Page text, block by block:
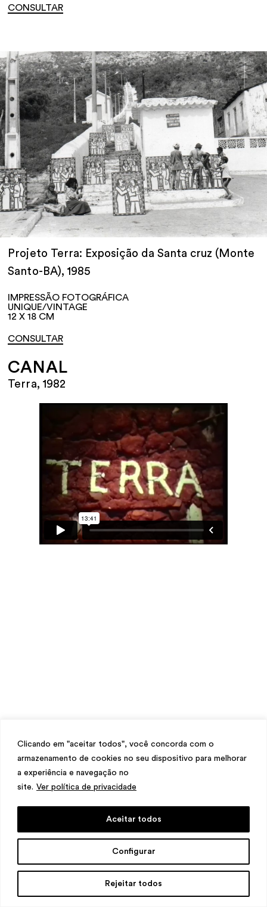
Clicando em "aceitar todos", você concorda com o
armazenamento de cookies no seu dispositivo para melhorar
a experiência e navegação no
site. Ver política de privacidade
Configurar
Rejeitar todos
Aceitar todos
CONSULTAR
Projeto Terra: Exposição da Santa cruz (Monte
Santo-BA), 1985
IMPRESSÃO FOTOGRÁFICA
UNIQUE/VINTAGE
12 X 18 CM
CONSULTAR
CANAL
Terra, 1982
EXPOSIÇÕES